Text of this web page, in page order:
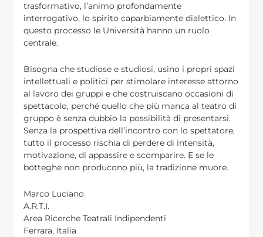
trasformativo, l’animo profondamente
interrogativo, lo spirito caparbiamente dialettico. In
questo processo le Università hanno un ruolo
centrale.
Bisogna che studiose e studiosi, usino i propri spazi
intellettuali e politici per stimolare interesse attorno
al lavoro dei gruppi e che costruiscano occasioni di
spettacolo, perché quello che più manca al teatro di
gruppo è senza dubbio la possibilità di presentarsi.
Senza la prospettiva dell’incontro con lo spettatore,
tutto il processo rischia di perdere di intensità,
motivazione, di appassire e scomparire. E se le
botteghe non producono più, la tradizione muore.
Marco Luciano
A.R.T.I.
Area Ricerche Teatrali Indipendenti
Ferrara, Italia